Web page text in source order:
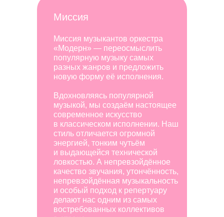
Миссия музыкантов оркестра
«Модерн» — переосмыслить
популярную музыку самых
разных жанров и предложить
новую форму её исполнения.
Вдохновляясь популярной
музыкой, мы создаём настоящее
современное искусство
в классическом исполнении. Наш
стиль отличается огромной
энергией, тонким чутьём
и выдающейся технической
ловкостью. А непревзойдённое
качество звучания, утончённость,
непревзойдённая музыкальность
и особый подход к репертуару
делают нас одним из самых
востребованных коллективов
Миссия